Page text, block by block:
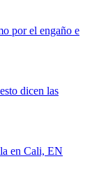
por el engaño e
dicen las
en Cali, EN